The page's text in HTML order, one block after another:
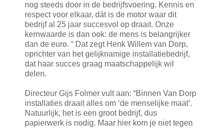
nog steeds door in de bedrijfsvoering. Kennis en
respect voor elkaar, dát is de motor waar dit
bedrijf al 25 jaar succesvol op draait. Onze
kernwaarde is dan ook: de mens is belangrijker
dan de euro. “ Dat zegt Henk Willem van Dorp,
oprichter van het gelijknamige installatiebedrijf,
dat haar succes graag maatschappelijk wil
delen.
Directeur Gijs Folmer vult aan: “Binnen Van Dorp
installaties draait alles om ‘de menselijke maat’.
Natuurlijk, het is een groot bedrijf, dus
papierwerk is nodig. Maar hier kom je niet tegen